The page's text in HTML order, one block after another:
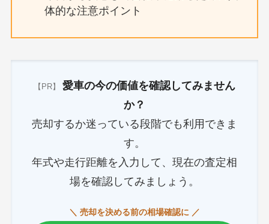
体的な注意ポイント
【PR】
愛車の今の価値を確認してみません
か？
売却するか迷っている段階でも利用できま
す。
年式や走行距離を入力して、現在の査定相
場を確認してみましょう。
＼ 売却を決める前の相場確認に ／